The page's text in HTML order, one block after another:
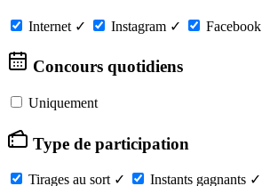
Internet ✓ Instagram ✓ Facebook
Concours quotidiens
Uniquement
Type de participation
Tirages au sort ✓ Instants gagnants ✓